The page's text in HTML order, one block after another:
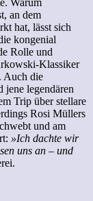
an dem
hat, lässt sich
kongenial
Rolle und
Klassiker
Auch die
jene legendären
Trip über stellare
Rosi Müllers
und am
»Ich dachte wir
uns an – und